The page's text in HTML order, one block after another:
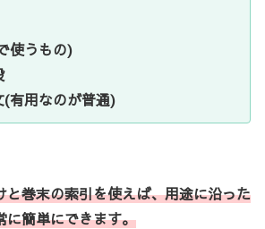
使うもの)
(有用なのが普通)
と巻末の索引を使えば、用途に沿った
に簡単にできます。